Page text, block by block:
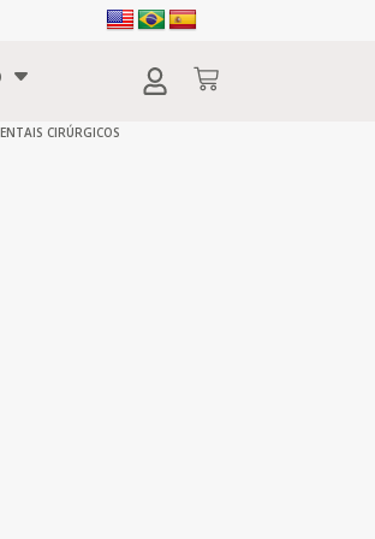
CIRÚRGICOS